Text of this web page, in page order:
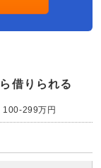
借りられる
100-299万円